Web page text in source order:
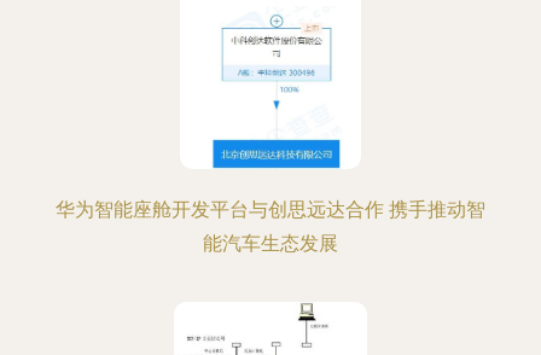
华为智能座舱开发平台与创思远达合作 携手推动智
能汽车生态发展